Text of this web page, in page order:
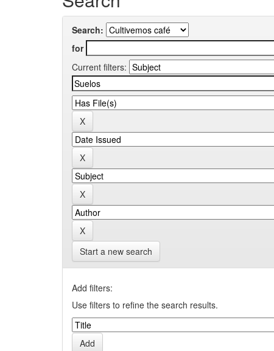
Search:
for
Current filters:
Start a new search
Add filters:
Use filters to refine the search results.